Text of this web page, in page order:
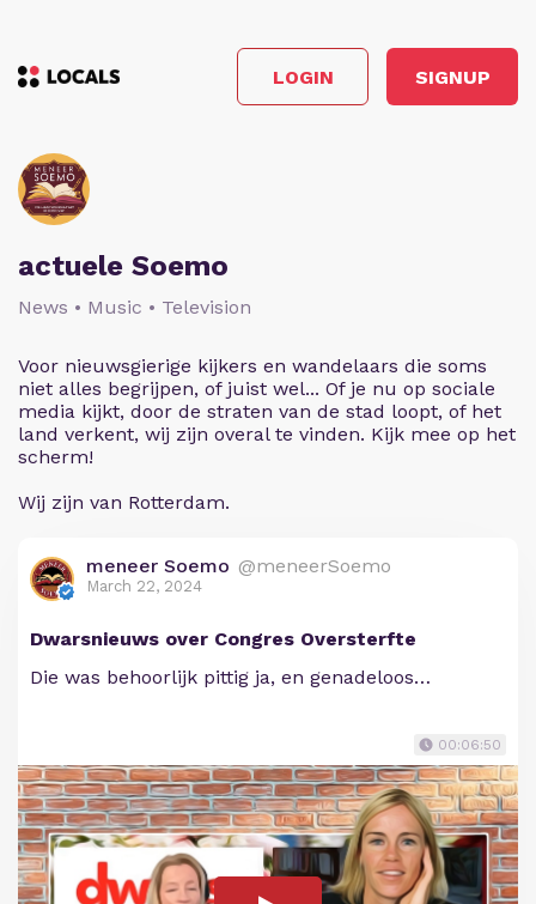
LOGIN SIGNUP
actuele Soemo
News • Music • Television
Voor nieuwsgierige kijkers en wandelaars die soms
niet alles begrijpen, of juist wel... Of je nu op sociale
media kijkt, door de straten van de stad loopt, of het
land verkent, wij zijn overal te vinden. Kijk mee op het
scherm!
Wij zijn van Rotterdam.
meneer Soemo @meneerSoemo
March 22, 2024
Dwarsnieuws over Congres Oversterfte
Die was behoorlijk pittig ja, en genadeloos…
00:06:50